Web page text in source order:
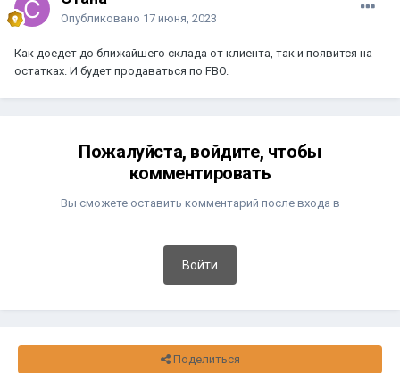
Опубликовано 17 июня, 2023
Как доедет до ближайшего склада от клиента, так и появится на
остатках. И будет продаваться по FBO.
Пожалуйста, войдите, чтобы
комментировать
Вы сможете оставить комментарий после входа в
Войти
Поделиться